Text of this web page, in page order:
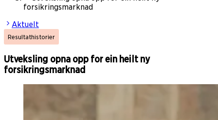
forsikringsmarknad
Aktuelt
Resultathistorier
Utveksling opna opp for ein heilt ny
forsikringsmarknad